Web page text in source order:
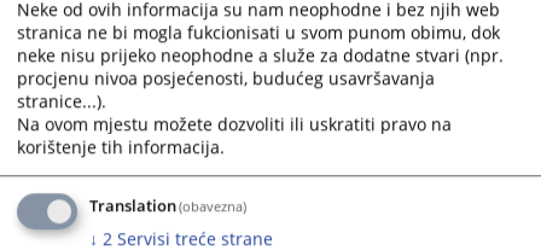
SANIRANA ZGRADA SUDA PRNJAVOR
NAKON POŽARA
U rekordnom roku sanirana zgrada Osnovnog suda u
Prnjavoru nakon požara.
Odluka o postupanju povodom
epidemiološke situacije
Neke od ovih informacija su nam neophodne i bez njih web
stranica ne bi mogla fukcionisati u svom punom obimu, dok
neke nisu prijeko neophodne a služe za dodatne stvari (npr.
procjenu nivoa posjećenosti, budućeg usavršavanja
stranice...).
Na ovom mjestu možete dozvoliti ili uskratiti pravo na
korištenje tih informacija.
Translation(obavezna)
↓ 2 Servisi treće strane